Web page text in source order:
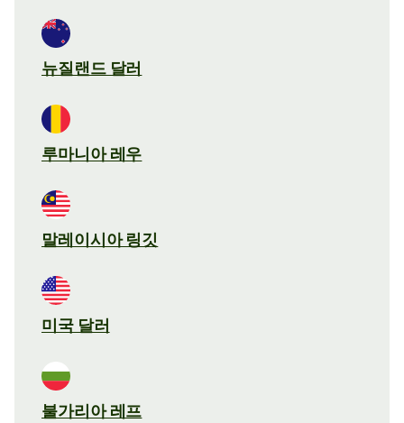
뉴질랜드 달러
루마니아 레우
말레이시아 링깃
미국 달러
불가리아 레프